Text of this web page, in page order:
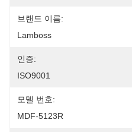
브랜드 이름:
Lamboss
인증:
ISO9001
모델 번호:
MDF-5123R